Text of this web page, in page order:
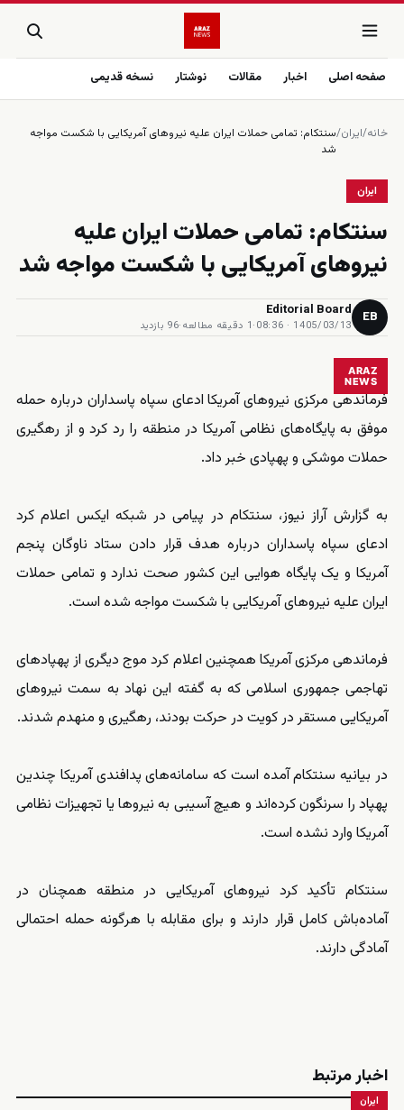
صفحه اصلی اخبار مقالات نوشتار نسخه قدیمی
خانه/ایران/سنتكام: تمامى حملات ايران عليه نيروهاى آمريكايى با شكست مواجه
شد
ایران
سنتكام: تمامى حملات ايران عليه
نيروهاى آمريكايى با شكست مواجه شد
EB
Editorial Board
1405/03/13 · 08:36
·1 دقیقه مطالعه ·96 بازدید
ARAZ
NEWS
فرماندهی مرکزی نیروهای آمریکا ادعای سپاه پاسداران درباره حمله
موفق به پایگاه‌های نظامی آمریکا در منطقه را رد کرد و از رهگیری
حملات موشکی و پهپادی خبر داد.
به گزارش آراز نیوز، سنتکام در پیامی در شبکه ایکس اعلام کرد
ادعای سپاه پاسداران درباره هدف قرار دادن ستاد ناوگان پنجم
آمریکا و یک پایگاه هوایی این کشور صحت ندارد و تمامی حملات
ایران علیه نیروهای آمریکایی با شکست مواجه شده است.
فرماندهی مرکزی آمریکا همچنین اعلام کرد موج دیگری از پهپادهای
تهاجمی جمهوری اسلامی که به گفته این نهاد به سمت نیروهای
آمریکایی مستقر در کویت در حرکت بودند، رهگیری و منهدم شدند.
در بیانیه سنتکام آمده است که سامانه‌های پدافندی آمریکا چندین
پهپاد را سرنگون کرده‌اند و هیچ آسیبی به نیروها یا تجهیزات نظامی
آمریکا وارد نشده است.
سنتکام تأکید کرد نیروهای آمریکایی در منطقه همچنان در
آماده‌باش کامل قرار دارند و برای مقابله با هرگونه حمله احتمالی
آمادگی دارند.
اخبار مرتبط
ایران